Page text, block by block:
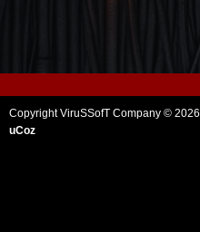
Copyright ViruSSofT Company © 2026
uCoz